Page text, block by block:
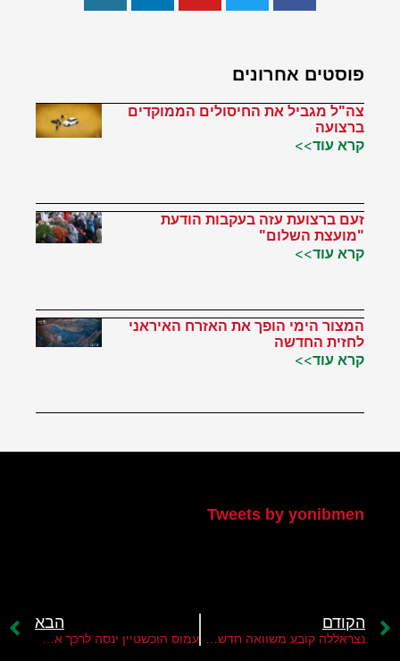
פוסטים אחרונים
צה"ל מגביל את החיסולים הממוקדים
ברצועה
קרא עוד>>
זעם ברצועת עזה בעקבות הודעת
"מועצת השלום"
קרא עוד>>
המצור הימי הופך את האזרח האיראני
לחזית החדשה
קרא עוד>>
Tweets by yonibmen
הקודם
נצראללה קובע משוואה חדשה בעניין "כריש"
הבא
עמוס הוכשטיין ינסה לרכך את התנגדות חזבאללה בעניין "כריש"